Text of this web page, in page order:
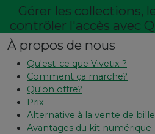
Gérer les collections,
contrôler l'accès avec
À propos de nous
Qu'est-ce que Vivetix ?
Comment ça marche?
Qu'on offre?
Prix
Alternative à la vente de
Avantages du kit numérique